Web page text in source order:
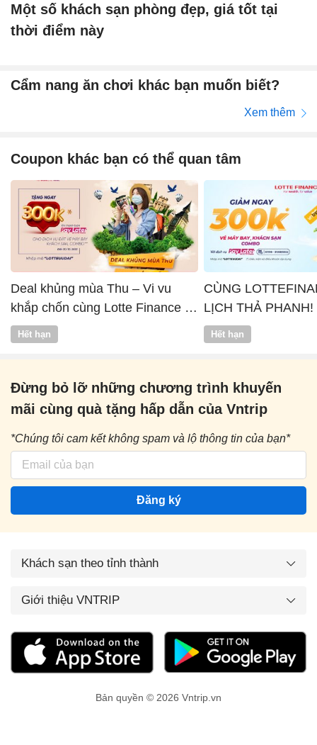
Một số khách sạn phòng đẹp, giá tốt tại
thời điểm này
Cẩm nang ăn chơi khác bạn muốn biết?
Xem thêm
Coupon khác bạn có thể quan tâm
Deal khủng mùa Thu – Vi vu
khắp chốn cùng Lotte Finance x
Vntrip
Hết hạn
CÙNG
LỊCH THẢ PHANH!
Hết hạn
Đừng bỏ lỡ những chương trình khuyến
mãi cùng quà tặng hấp dẫn của Vntrip
*Chúng tôi cam kết không spam và lộ thông tin của bạn*
Đăng ký
Khách sạn theo tỉnh thành
Giới thiệu VNTRIP
Bản quyền © 2026 Vntrip.vn